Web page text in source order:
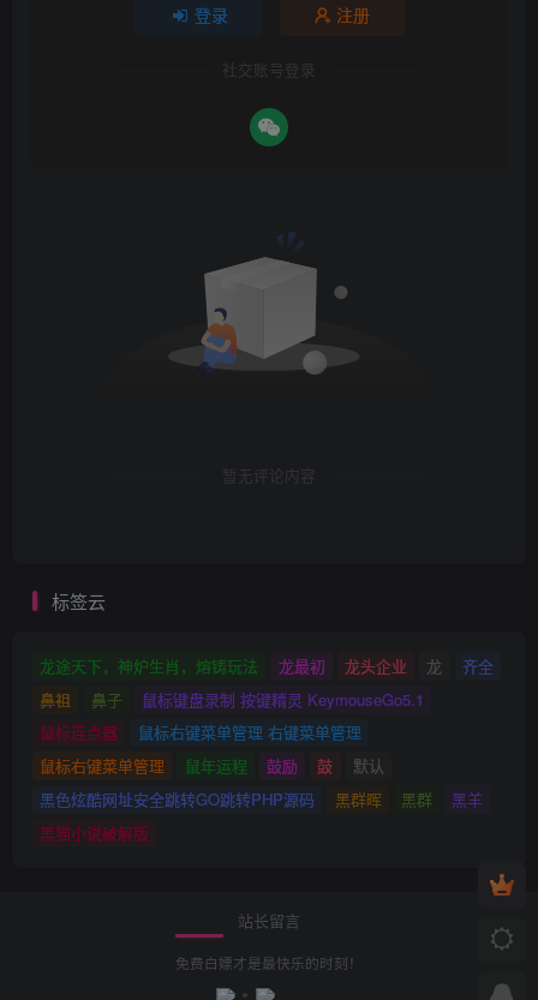
登录 注册
社交账号登录
暂无评论内容
标签云
龙途天下，神炉生肖，熔铸玩法 龙最初 龙头企业 龙
齐全
鼻祖
鼻子
鼠标键盘录制 按键精灵 KeymouseGo5.1
鼠标连点器
鼠标右键菜单管理 右键菜单管理
鼠标右键菜单管理
鼠年运程 鼓励 鼓
默认
黑色炫酷网址安全跳转GO跳转PHP源码
黑群晖 黑群
黑羊
黑猫小说破解版
站长留言
免费白嫖才是最快乐的时刻！